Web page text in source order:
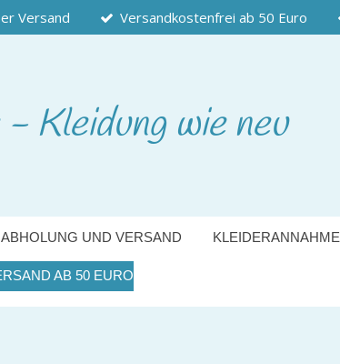
Versand Versandkostenfrei ab 50 Euro
Kleidung wie neu
ABHOLUNG UND VERSAND KLEIDERANNAHME
AB 50 EURO